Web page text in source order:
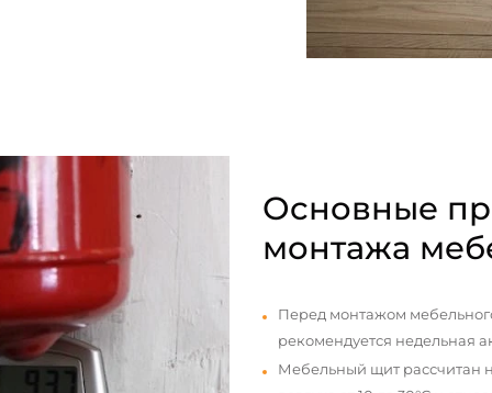
Основные
монтажа
Перед монтажом
рекомендуется недельная
Мебельный щит рассчитан